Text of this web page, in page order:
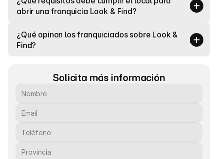
abrir una franquicia Look & Find?
¿Qué opinan los franquiciados sobre Look &
Find?
Solicita más información